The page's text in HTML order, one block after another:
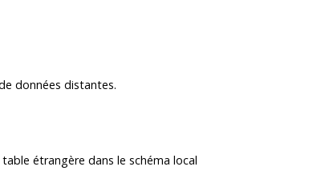
données distantes.
étrangère dans le schéma local